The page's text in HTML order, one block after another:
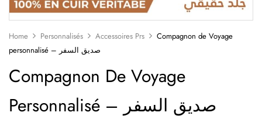
Home Personnalisés Accessoires Prs
Compagnon de Voyage
personnalisé – صديق السفر
Compagnon De Voyage
Personnalisé – صديق السفر